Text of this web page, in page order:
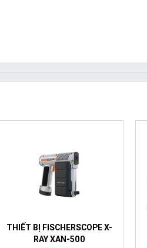
THIẾT BỊ FISCHERSCOPE X-
RAY XAN-500